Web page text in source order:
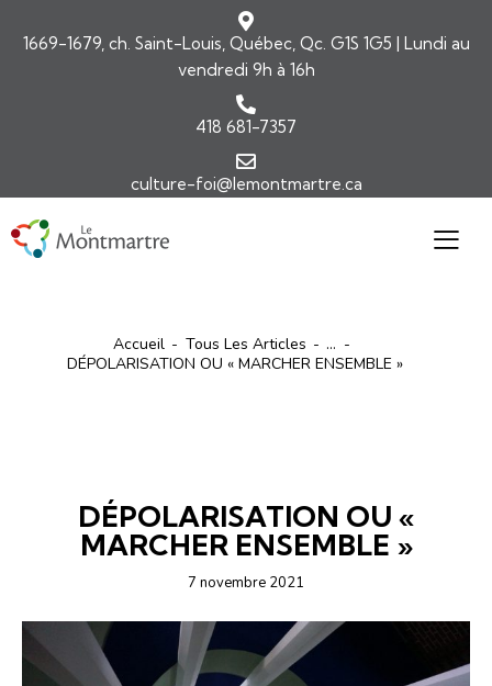
1669-1679, ch. Saint-Louis, Québec, Qc. G1S 1G5 | Lundi au
vendredi 9h à 16h
418 681-7357
culture-foi@lemontmartre.ca
Accueil Tous Les Articles
...
DÉPOLARISATION OU « MARCHER ENSEMBLE »
DÉPOLARISATION OU «
MARCHER ENSEMBLE »
7 novembre 2021